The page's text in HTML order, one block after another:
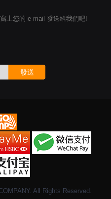
上您的 e-mail 發送給我們吧!
發送
All Rights Reserved.